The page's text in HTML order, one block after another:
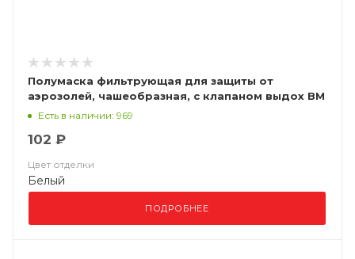
Полумаска фильтрующая для защиты от
аэрозолей, чашеобразная, с клапаном выдох ВМ
8122 FFP2 NR D
Есть в наличии: 969
102 ₽
Цвет отделки
Белый
ПОДРОБНЕЕ